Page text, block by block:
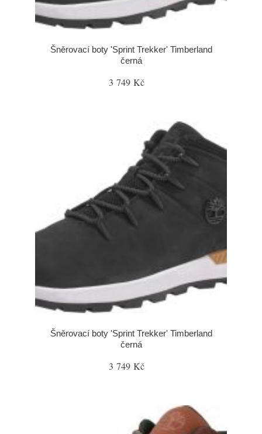
Šněrovací boty 'Sprint Trekker' Timberland
černá
3 749 Kč
Šněrovací boty 'Sprint Trekker' Timberland
černá
3 749 Kč